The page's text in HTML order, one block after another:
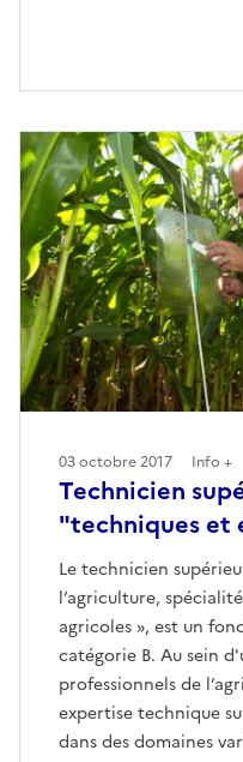
Technicien
"techniques et
Le technicien
l’agriculture,
agricoles », est un
catégorie B. Au sein
professionnels de
expertise technique
dans des domaines
03 octobre 2017 Info +